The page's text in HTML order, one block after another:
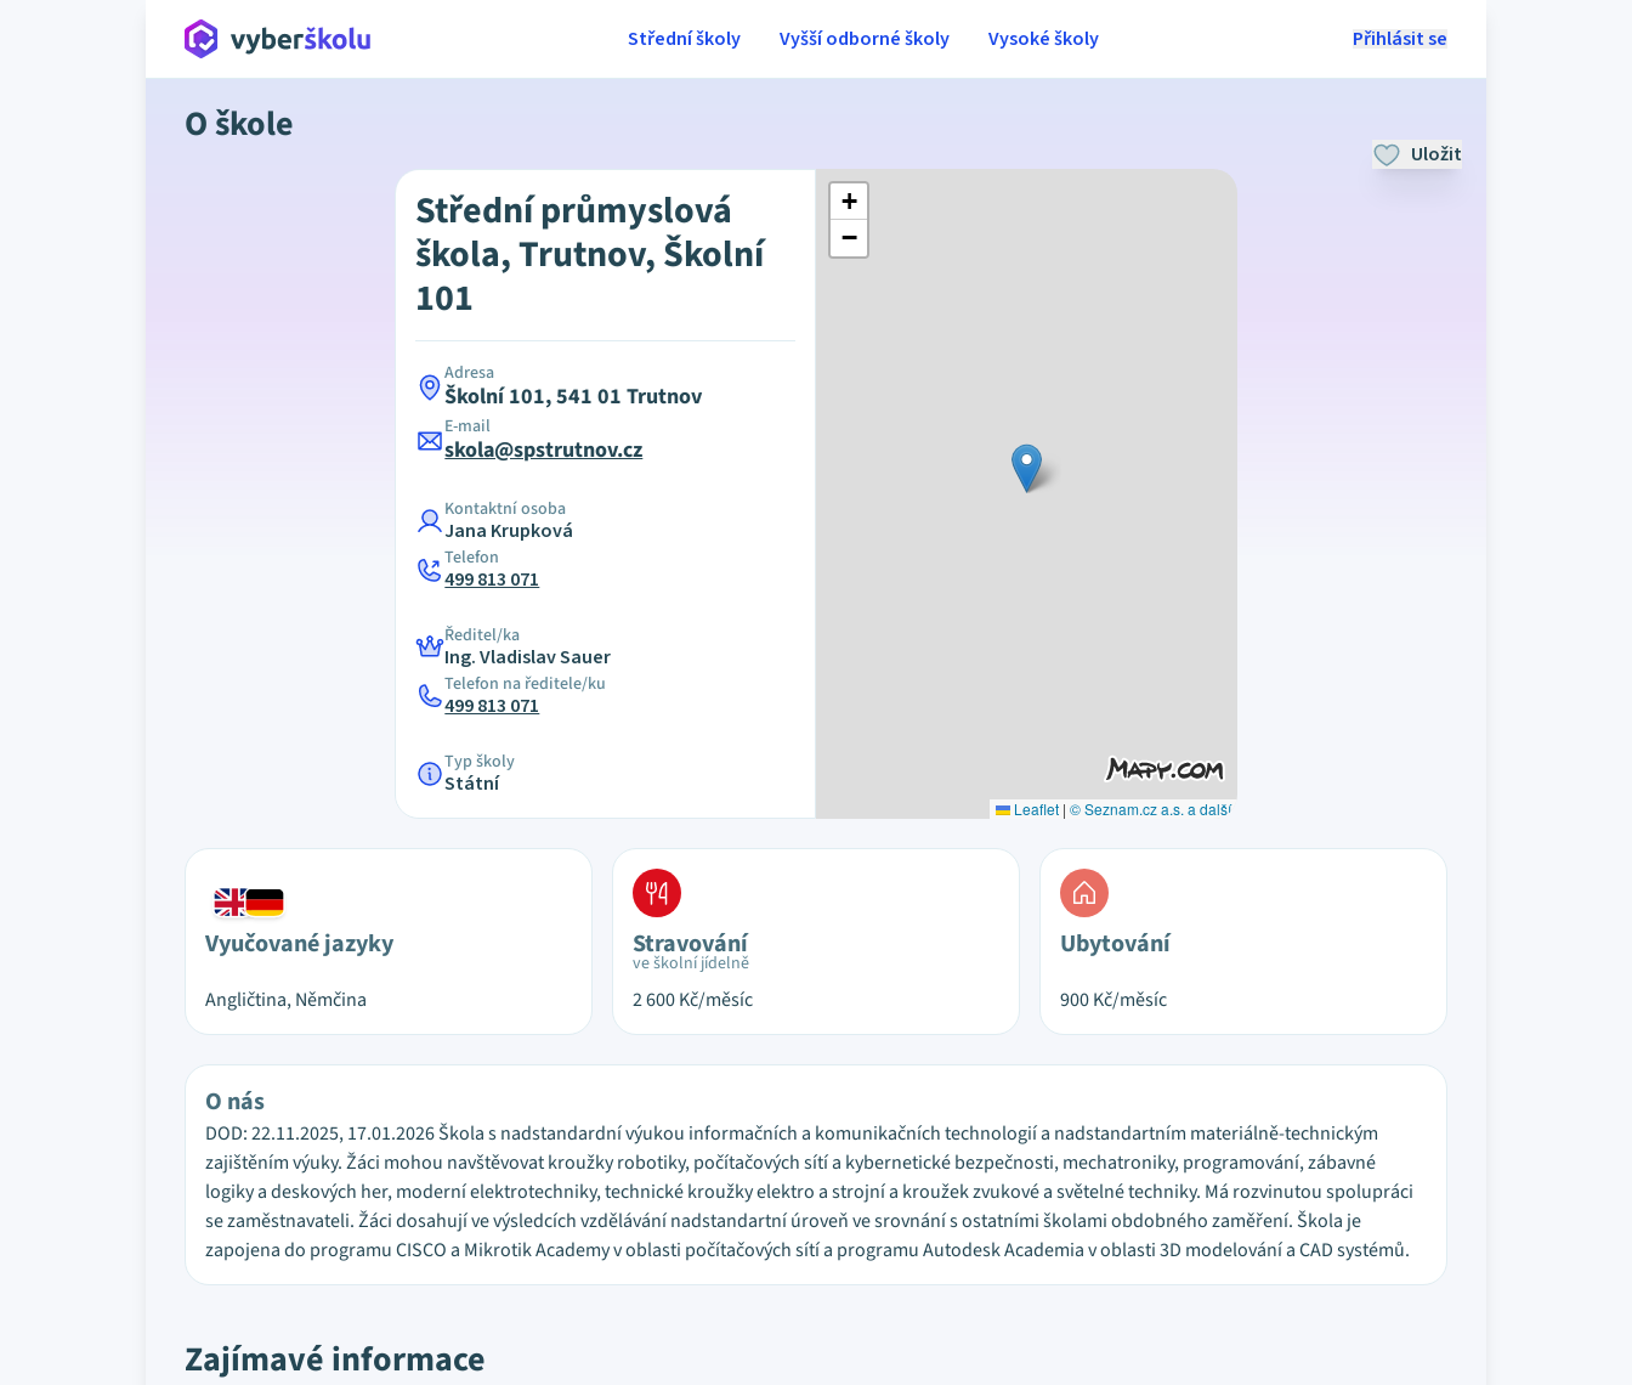
Přihlásit se
Střední školy Vyšší odborné školy Vysoké školy
O škole
Uložit
Střední průmyslová
škola, Trutnov, Školní
101
Adresa
Školní 101, 541 01 Trutnov
E-mail
skola@spstrutnov.cz
Kontaktní osoba
Jana Krupková
Telefon
499 813 071
Ředitel/ka
Ing. Vladislav Sauer
Telefon na ředitele/ku
499 813 071
Typ školy
Státní
+
−
Leaflet | © Seznam.cz a.s. a další
Vyučované jazyky
Angličtina, Němčina
Stravování
ve školní jídelně
2 600Kč/měsíc
Ubytování
900Kč/měsíc
O nás
DOD: 22.11.2025, 17.01.2026 Škola s nadstandardní výukou informačních a komunikačních technologií a nadstandartním materiálně-technickým
zajištěním výuky. Žáci mohou navštěvovat kroužky robotiky, počítačových sítí a kybernetické bezpečnosti, mechatroniky, programování, zábavné
logiky a deskových her, moderní elektrotechniky, technické kroužky elektro a strojní a kroužek zvukové a světelné techniky. Má rozvinutou spolupráci
se zaměstnavateli. Žáci dosahují ve výsledcích vzdělávání nadstandartní úroveň ve srovnání s ostatními školami obdobného zaměření. Škola je
zapojena do programu CISCO a Mikrotik Academy v oblasti počítačových sítí a programu Autodesk Academia v oblasti 3D modelování a CAD systémů.
Zajímavé informace